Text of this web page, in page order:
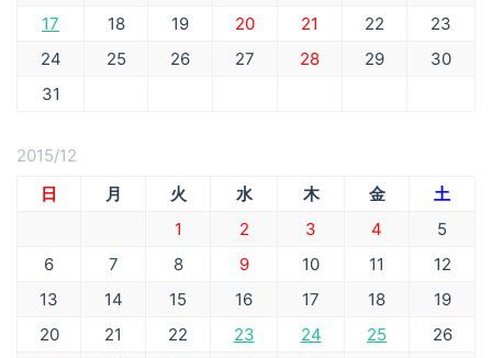
17
18 19 20 21 22
23
24
25 26 27 28 29
30
31
2015/12
日
月 火 水 木 金
土
1
2 3 4
5
6
7 8 9 10 11
12
13
14 15 16 17 18
19
20
21 22 23 24 25
26